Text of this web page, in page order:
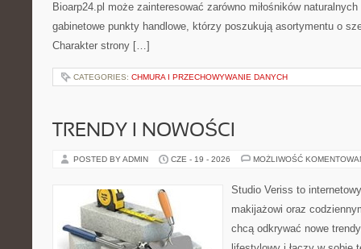
Bioarp24.pl może zainteresować zarówno miłośników
gabinetowe punkty handlowe, którzy poszukują asortymentu o
Charakter strony […]
CATEGORIES: CHMURA I PRZECHOWYWANIE DANYCH
TRENDY I NOWOŚCI
POSTED BY ADMIN CZE - 19 - 2026 MOŻLIWOŚĆ
Studio Veriss to
makijażowi oraz
chcą odkrywać nowe